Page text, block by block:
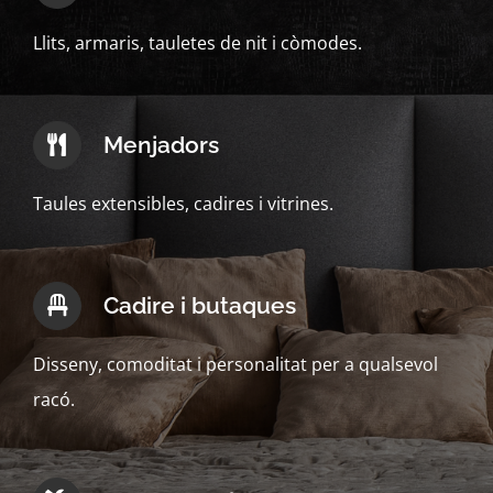
Llits, armaris, tauletes de nit i còmodes.
Menjadors
Taules extensibles, cadires i vitrines.
Cadire i butaques
Disseny, comoditat i personalitat per a qualsevol
racó.